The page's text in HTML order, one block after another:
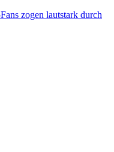
zogen lautstark durch